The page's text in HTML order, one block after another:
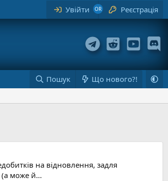
Увійти Реєстрація
Пошук Що нового?!
на відновлення, задля
(а може й...